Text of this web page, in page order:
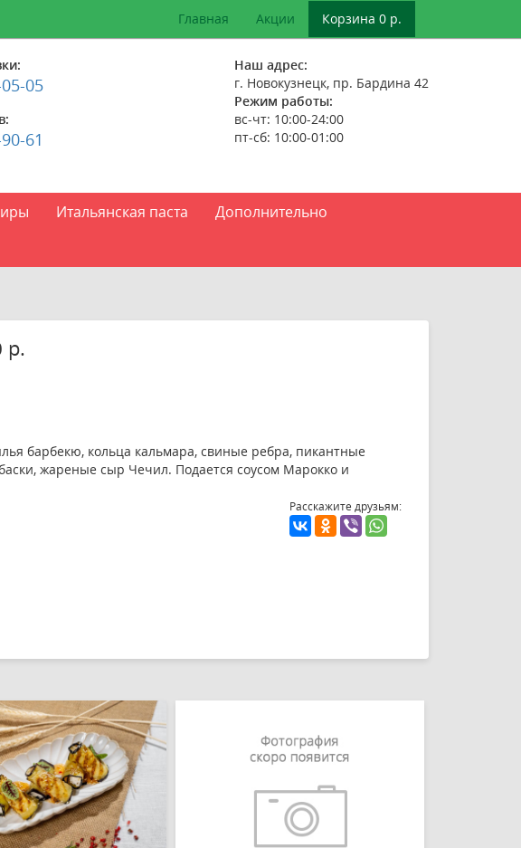
Главная Акции Корзина 0 р.
05
61
Наш адрес:
г. Новокузнецк, пр. Бардина 42
Режим работы:
вс-чт: 10:00-24:00
пт-сб: 10:00-01:00
Итальянская паста
Дополнительно
р.
барбекю, кольца кальмара, свиные ребра, пикантные
жареные сыр Чечил. Подается соусом Марокко и
Расскажите друзьям: